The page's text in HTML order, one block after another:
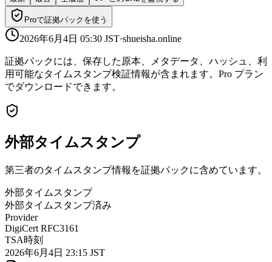
Proで証拠パックを使う
2026年6月4日 05:30 JST·shueisha.online
証拠パックには、保存した原本、メタデータ、ハッシュ、利
用可能なタイムスタンプ検証情報が含まれます。Pro プラン
でダウンロードできます。
外部タイムスタンプ
第三者のタイムスタンプ情報を証拠パックに含めています。
外部タイムスタンプ
外部タイムスタンプ済み
Provider
DigiCert RFC3161
TSA時刻
2026年6月4日 23:15 JST